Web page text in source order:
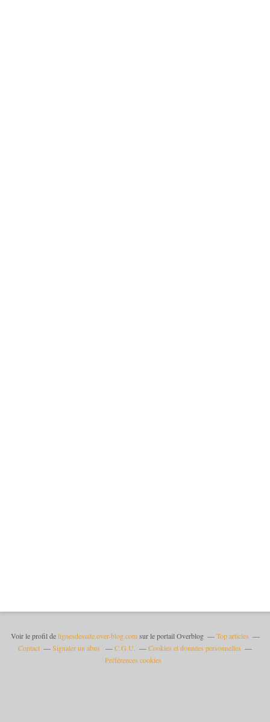
Voir le profil delignesdesuite.over-blog.comsur le portail Overblog
Top articles
Contact
Signaler un abus C.G.U.
Cookies et données personnelles
Préférences cookies